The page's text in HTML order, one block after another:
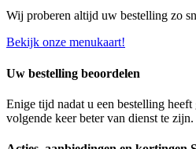
Wij proberen altijd uw bestelling zo
Bekijk onze menukaart!
Uw bestelling beoordelen
Enige tijd nadat u een bestelling
volgende keer beter van dienst te zijn.